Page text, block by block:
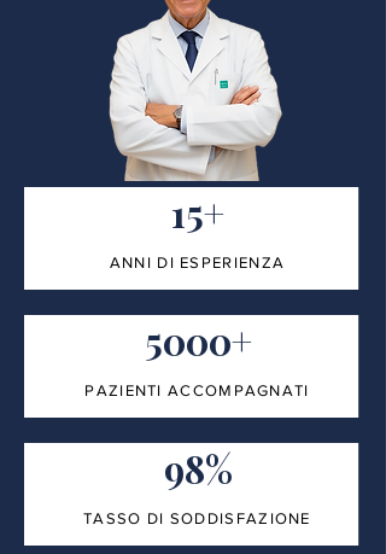
15+
ANNI DI ESPERIENZA
5000+
PAZIENTI ACCOMPAGNATI
98%
TASSO DI SODDISFAZIONE